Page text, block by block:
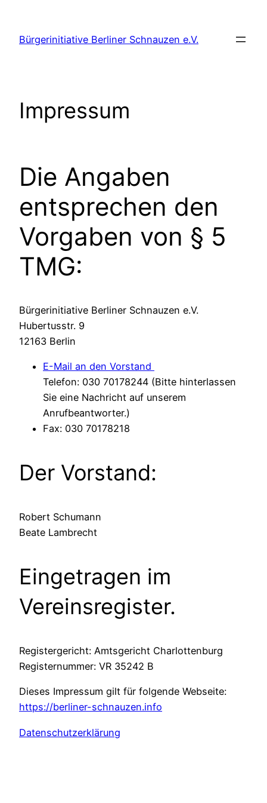
springen
Bürgerinitiative Berliner Schnauzen e.V.
Impressum
Die Angaben
entsprechen den
Vorgaben von § 5
TMG:
Bürgerinitiative Berliner Schnauzen e.V.
Hubertusstr. 9
12163 Berlin
E-Mail an den Vorstand
Telefon: 030 70178244 (Bitte hinterlassen
Sie eine Nachricht auf unserem
Anrufbeantworter.)
Fax: 030 70178218
Der Vorstand:
Robert Schumann
Beate Lambrecht
Eingetragen im
Vereinsregister.
Registergericht: Amtsgericht Charlottenburg
Registernummer: VR 35242 B
Dieses Impressum gilt für folgende Webseite:
https://berliner-schnauzen.info
Datenschutzerklärung